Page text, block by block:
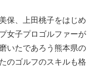
保、上田桃子をはじめ
女子プロゴルファーが
いたであろう熊本県の
のゴルフのスキルも格